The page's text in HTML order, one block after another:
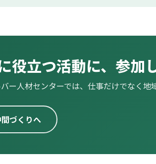
役立つ活動に、参加
ー人材センターでは、仕事だけでなく地
づくりへ